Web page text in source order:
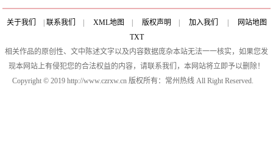
关于我们 联系我们 XML地图 版权声明 加入我们
网站地图
TXT
相关作品的原创性、文中陈述文字以及内容数据庞杂本站无法一一核实，如果您发
现本网站上有侵犯您的合法权益的内容，请联系我们，本网站将立即予以删除！
Copyright © 2019 http://www.czrxw.cn 版权所有：常州热线 All Right Reserved.